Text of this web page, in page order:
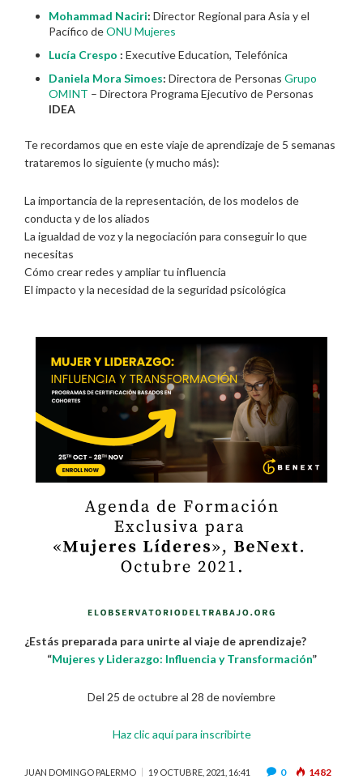
Mohammad Naciri: Director Regional para Asia y el
Pacífico deONU Mujeres
Lucía Crespo : Executive Education, Telefónica
Daniela Mora Simoes: Directora de Personas Grupo
OMINT – Directora Programa Ejecutivo de Personas
IDEA
Te recordamos que en este viaje de aprendizaje de 5 semanas
trataremos lo siguiente (y mucho más):
La importancia de la representación, de los modelos de
conducta y de los aliados
La igualdad de voz y la negociación para conseguir lo que
necesitas
Cómo crear redes y ampliar tu influencia
El impacto y la necesidad de la seguridad psicológica
¿Estás preparada para unirte al viaje de aprendizaje?
“Mujeres y Liderazgo: Influencia y Transformación”
Del 25 de octubre al 28 de noviembre
Haz clic aquí para inscribirte
JUAN DOMINGO PALERMO 19 OCTUBRE, 2021, 16:41 0 1482